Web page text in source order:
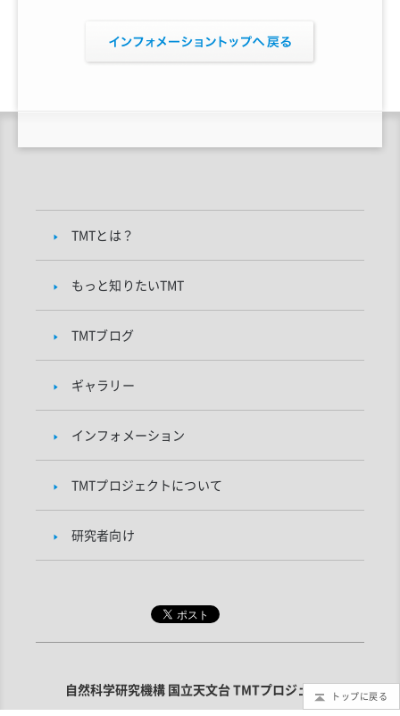
TMTとは？
もっと知りたいTMT
TMTブログ
ギャラリー
インフォメーション
TMTプロジェクトについて
研究者向け
自然科学研究機構 国立天文台 TMTプロジェクトトップに戻る